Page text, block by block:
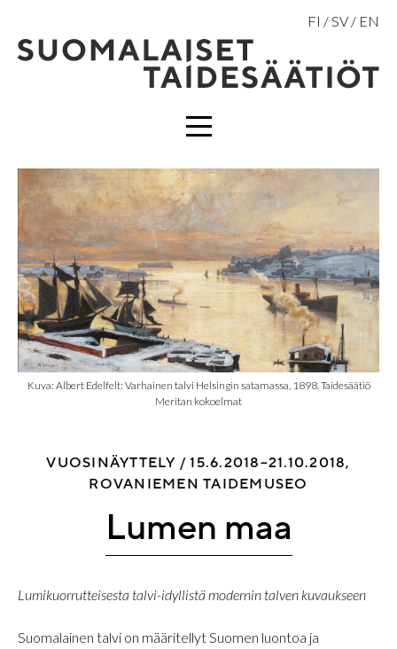
sisältöön
FI SV EN
VALIKKO
Kuva: Albert Edelfelt: Varhainen talvi Helsingin satamassa, 1898. Taidesäätiö
Meritan kokoelmat
VUOSINÄYTTELY /15.6.2018–21.10.2018,
ROVANIEMEN TAIDEMUSEO
Lumen maa
Lumikuorrutteisesta talvi-idyllistä modernin talven kuvaukseen
Suomalainen talvi on määritellyt Suomen luontoa ja